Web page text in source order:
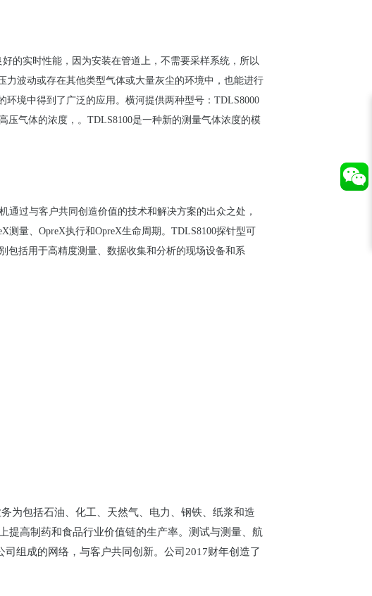
好的实时性能，因 为安装在管道上，不需要采样系统，所以
力波动或存在其他类型气体或大量灰尘的环境中，也能进行
环境中得到了广泛的应用 。横河提供两种型号：TDLS8000
压气体的浓度，。 TDLS8100是一种新的测 量气体浓度的模
通过与客 户共同 创 造价值的技术和解决方案的出众之处 ，
测 量、 OpreX执行和OpreX生命周期。 TDLS8100探针型可
包括用于高精度测 量、数据收集和分析的现场设备和系
为包括石油、化工、天然气、电力、钢铁、纸浆和造
提高制药和食品行业价值链的生产率。测试与测量、航
组成的网络，与客户共同创新。公司2017财年创造了